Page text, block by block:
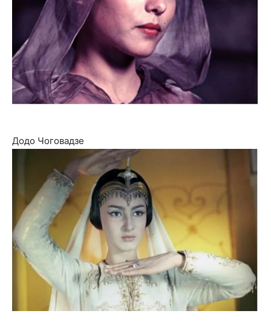
Додо Чоговадзе